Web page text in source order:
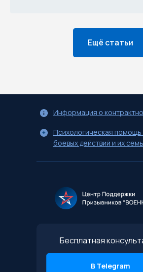
Ещё статьи
Бесплатная
В Telegram
Информация о
Психологическая помощь
боевых действий и их